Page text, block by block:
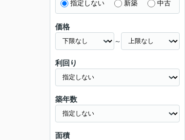
指定しない 新築 中古
価格
～
利回り
築年数
面積